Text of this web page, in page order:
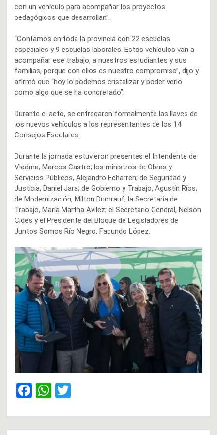
con un vehículo para acompañar los proyectos
pedagógicos que desarrollan”.
“Contamos en toda la provincia con 22 escuelas
especiales y 9 escuelas laborales. Estos vehículos van a
acompañar ese trabajo, a nuestros estudiantes y sus
familias, porque con ellos es nuestro compromiso”, dijo y
afirmó que “hoy lo podemos cristalizar y poder verlo
como algo que se ha concretado”.
Durante el acto, se entregaron formalmente las llaves de
los nuevos vehículos a los representantes de los 14
Consejos Escolares.
Durante la jornada estuvieron presentes el Intendente de
Viedma, Marcos Castro; los ministros de Obras y
Servicios Públicos, Alejandro Echarren; de Seguridad y
Justicia, Daniel Jara; de Gobierno y Trabajo, Agustín Ríos;
de Modernización, Milton Dumrauf; la Secretaria de
Trabajo, María Martha Avilez; el Secretario General, Nelson
Cides y el Presidente del Bloque de Legisladores de
Juntos Somos Río Negro, Facundo López.
F
ce
W
at tt